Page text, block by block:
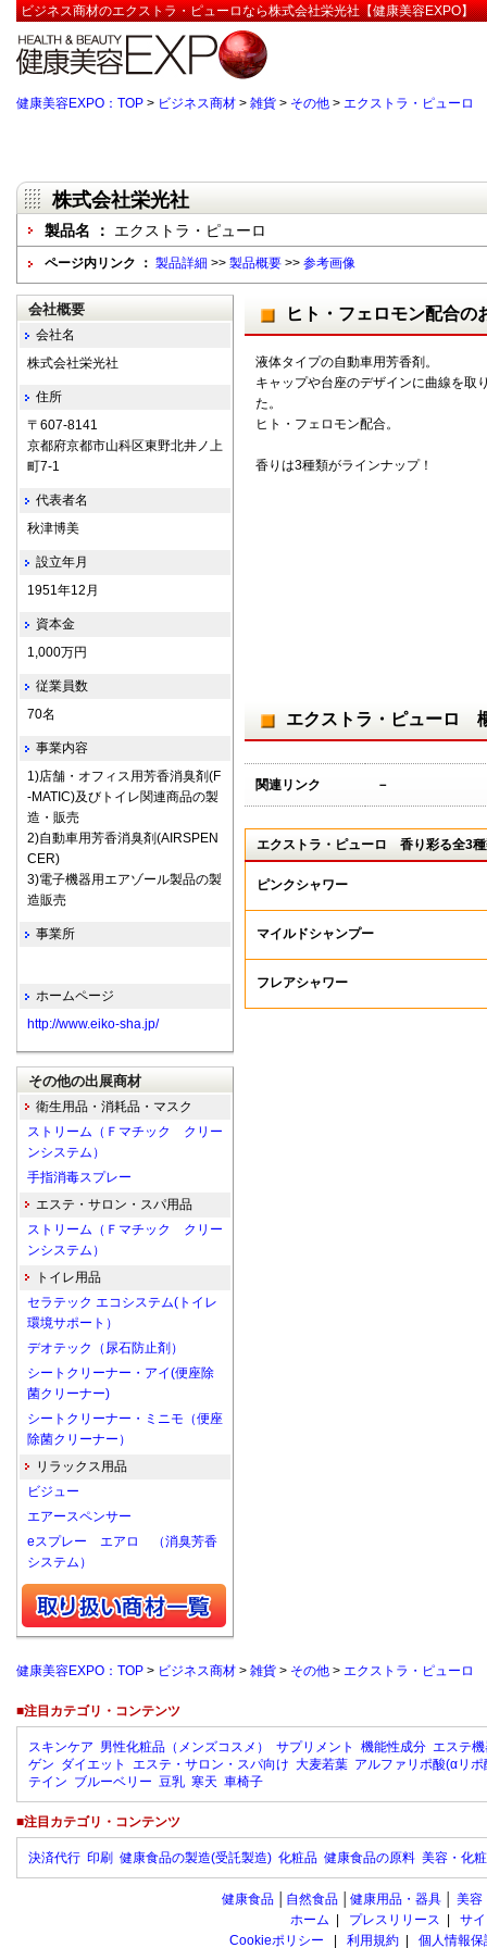
ビジネス商材のエクストラ・ピューロなら株式会社栄光社【健康美容EXPO】
健康美容EXPO：TOP > ビジネス商材 > 雑貨 > その他 > エクストラ・ピューロ
株式会社栄光社
製品名 ： エクストラ・ピューロ
ページ内リンク ： 製品詳細 >> 製品概要 >> 参考画像
ヒト・フェロモン配合の
液体タイプの自動車用芳香剤。
キャップや台座のデザインに曲線を取
た。
ヒト・フェロモン配合。
香りは3種類がラインナップ！
エクストラ・ピューロ
関連リンク －
エクストラ・ピューロ 香り彩る全3
ピンクシャワー
マイルドシャンプー
フレアシャワー
会社概要
会社名
株式会社栄光社
住所
〒607-8141
京都府京都市山科区東野北井ノ上
町7-1
代表者名
秋津博美
設立年月
1951年12月
資本金
1,000万円
従業員数
70名
事業内容
1)店舗・オフィス用芳香消臭剤(F
-MATIC)及びトイレ関連商品の製
造・販売
2)自動車用芳香消臭剤(AIRSPEN
CER)
3)電子機器用エアゾール製品の製
造販売
事業所
ホームページ
http://www.eiko-sha.jp/
その他の出展商材
衛生用品・消耗品・マスク
ストリーム（Ｆマチック クリー
ンシステム）
手指消毒スプレー
エステ・サロン・スパ用品
ストリーム（Ｆマチック クリー
ンシステム）
トイレ用品
セラテック エコシステム(トイレ
環境サポート）
デオテック（尿石防止剤）
シートクリーナー・アイ(便座除
菌クリーナー)
シートクリーナー・ミニモ（便座
除菌クリーナー）
リラックス用品
ビジュー
エアースペンサー
eスプレー エアロ （消臭芳香
システム）
健康美容EXPO：TOP > ビジネス商材 > 雑貨 > その他 > エクストラ・ピューロ
■注目カテゴリ・コンテンツ
スキンケア 男性化粧品（メンズコスメ） サプリメント 機能性成分 エステ
ゲン ダイエット エステ・サロン・スパ向け 大麦若葉 アルファリポ酸(αリポ
テイン ブルーベリー 豆乳 寒天 車椅子
■注目カテゴリ・コンテンツ
決済代行 印刷 健康食品の製造(受託製造) 化粧品 健康食品の原料 美容・化
健康食品 自然食品 健康用品・器具 美容
ホーム
プレスリリース
サ
Cookieポリシー
利用規約 個人情報